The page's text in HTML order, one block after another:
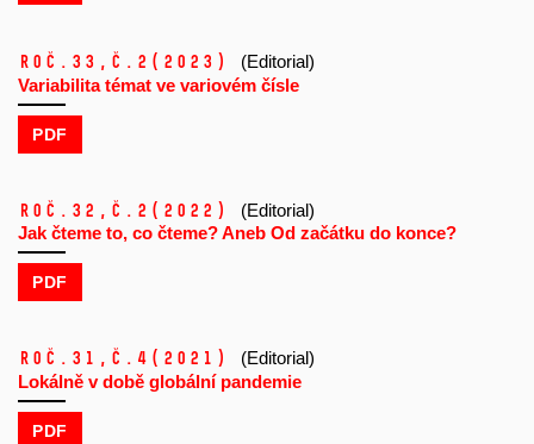
Roč.33, č.2 (2023)
(Editorial)
Variabilita témat ve variovém čísle
PDF
Roč.32, č.2 (2022)
(Editorial)
Jak čteme to, co čteme? Aneb Od začátku do konce?
PDF
Roč.31, č.4 (2021)
(Editorial)
Lokálně v době globální pandemie
PDF